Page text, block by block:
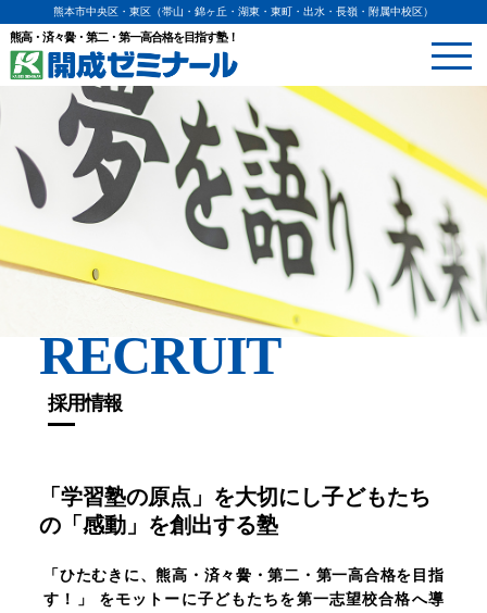
熊本市中央区・東区（帯山・錦ヶ丘・湖東・東町・出水・長嶺・附属中校区）
熊高・済々黌・第二・第一高合格を目指す塾！
RECRUIT
採用情報
「学習塾の原点」を大切にし子どもたち
の「感動」を創出する塾
「ひたむきに、熊高・済々黌・第二・第一高合格を目指
す！」
をモットーに子どもたちを第一志望校合格へ導